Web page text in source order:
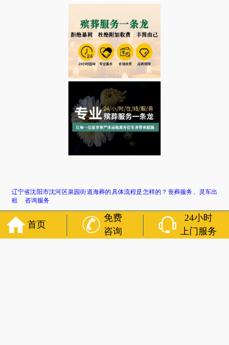
辽宁省沈阳市沈河区泉园街道海葬的具体流程是怎样的？丧葬服务、灵车出
租 咨询服务
上一篇:
辽宁省沈阳市沈河区万莲街道寿衣几个扣子？迁坟，捡骨
首页
免费
咨询
24小时
上门服务